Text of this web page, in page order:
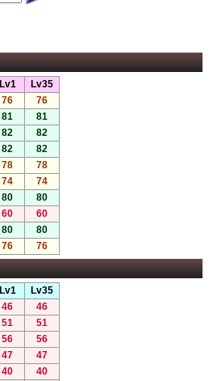
Lv1
Lv35
76
76
81
81
82
82
82
82
78
78
74
74
80
80
60
60
80
80
76 76
Lv1
Lv35
46
46
51
51
56
56
47
47
40 40